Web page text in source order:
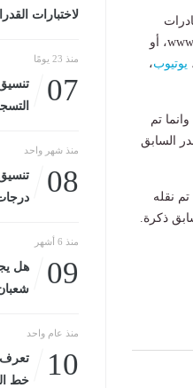
الصحة العامة من خلال الخط الساخن 15335، أو زيارة الموقع الإلكتروني: www.100millionseha.eg، أو
يوتيوب،
وانما تم
السابق
تم نقله
ذكرة.
لاختبارات
منذ 23 يومًا
07
منذ شهر واحد
08
درجات
منذ 6 أشهر
09
هل
منذ عام واحد
10
تعرف
خط